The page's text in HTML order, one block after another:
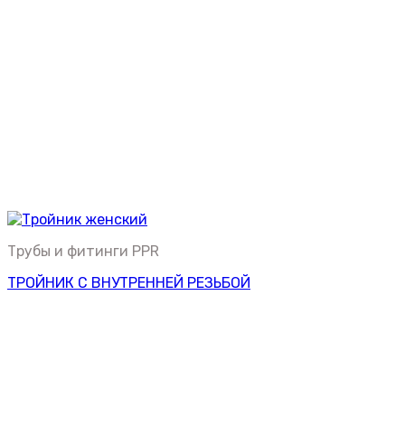
Трубы и фитинги PPR
ТРОЙНИК С ВНУТРЕННЕЙ РЕЗЬБОЙ